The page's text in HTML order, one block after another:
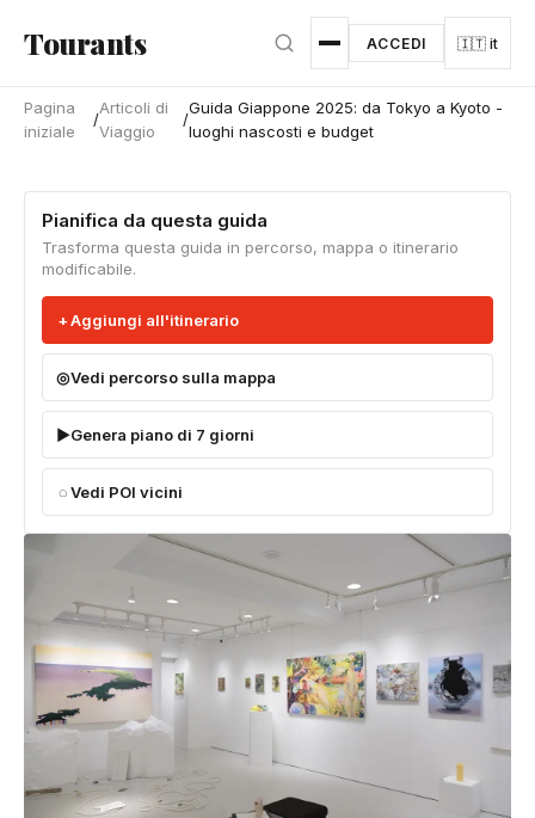
Tourants ACCEDI 🇮🇹 it
Pagina
iniziale
/
Articoli di
Viaggio
/
Guida Giappone 2025: da Tokyo a Kyoto -
luoghi nascosti e budget
Pianifica da questa guida
Trasforma questa guida in percorso, mappa o itinerario
modificabile.
Aggiungi all'itinerario
Vedi percorso sulla mappa
Genera piano di 7 giorni
Vedi POI vicini